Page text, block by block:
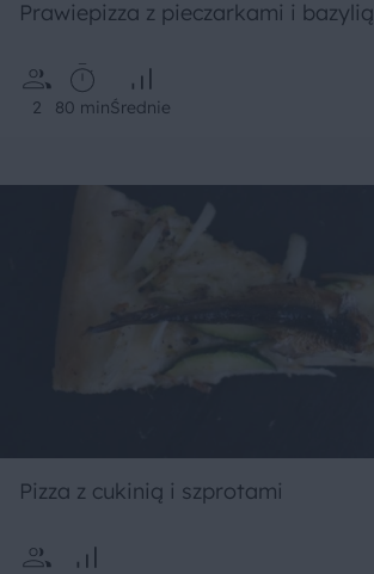
Prawiepizza z pieczarkami i bazylią
2 80 minŚrednie
Pizza z cukinią i szprotami